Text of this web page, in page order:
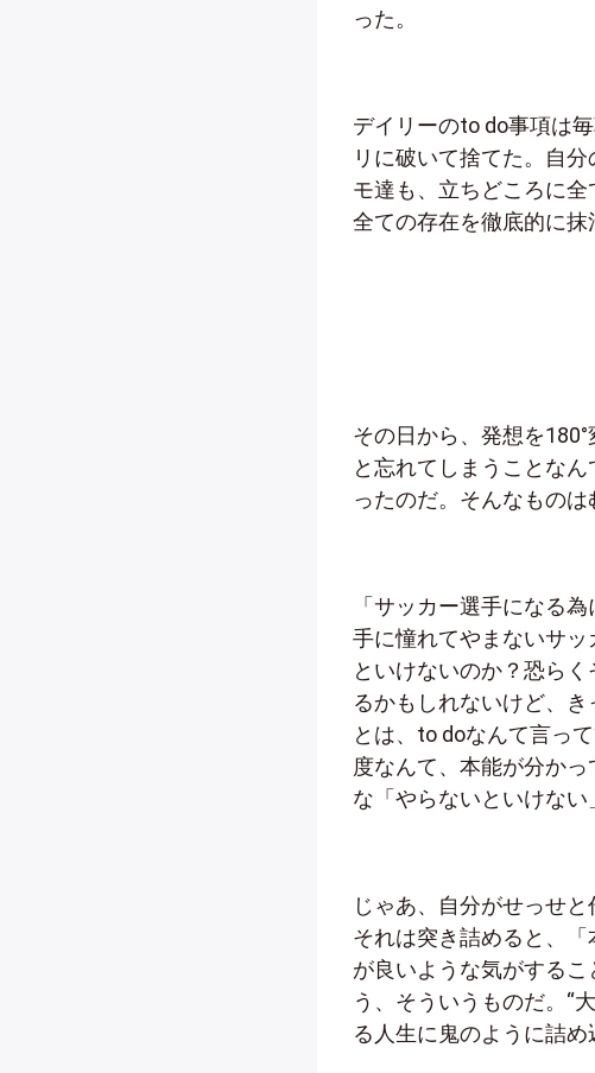
った。
デイリーのto do事項は
リに破いて捨てた。自分
モ達も、立ちどころに全
全ての存在を徹底的に抹
その日から、発想を
と忘れてしまうことな
ったのだ。そんなものは
「サッカー選手になる
手に憧れてやまないサ
といけないのか？恐ら
るかもしれないけど、
とは、to doなんて言っ
度なんて、本能が分か
な「やらないといけな
じゃあ、自分がせっせ
それは突き詰めると、
が良いような気がする
う、そういうものだ。“
る人生に鬼のように詰め